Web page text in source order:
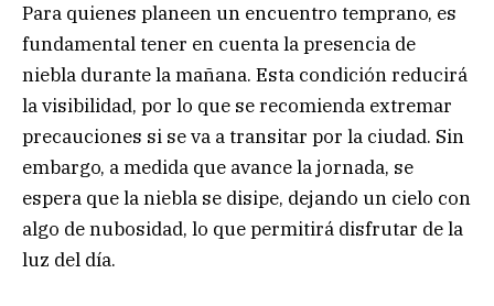
Para quienes planeen un encuentro temprano, es
fundamental tener en cuenta la presencia de
niebla durante la mañana. Esta condición reducirá
la visibilidad, por lo que se recomienda extremar
precauciones si se va a transitar por la ciudad. Sin
embargo, a medida que avance la jornada, se
espera que la niebla se disipe, dejando un cielo con
algo de nubosidad, lo que permitirá disfrutar de la
luz del día.